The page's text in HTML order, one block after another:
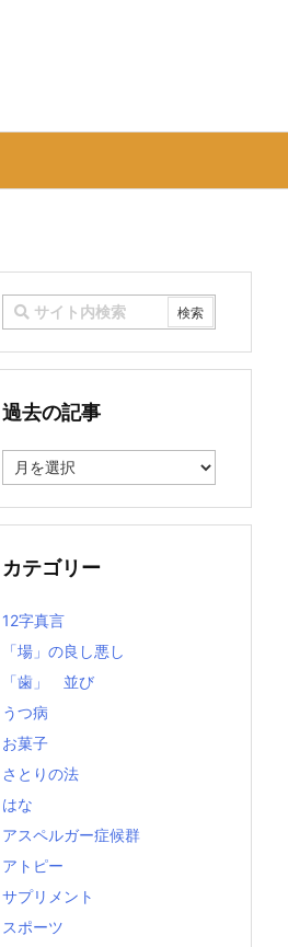
過去の記事
去
記
カテゴリー
12字真言
「場」の良し悪し
「歯」 並び
うつ病
お菓子
さとりの法
はな
アスペルガー症候群
アトピー
サプリメント
スポーツ